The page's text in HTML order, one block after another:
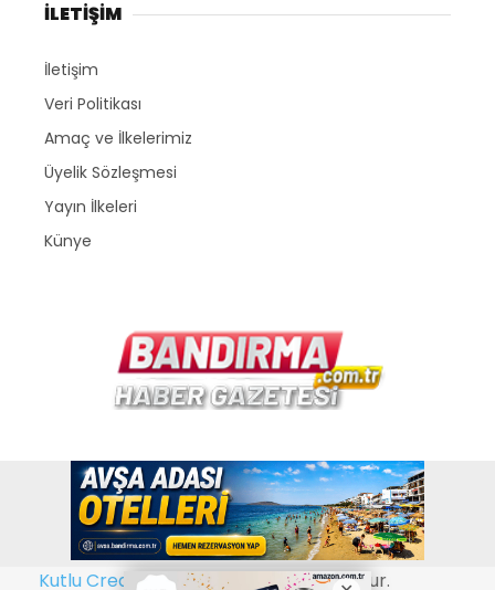
İLETİŞİM
İletişim
Veri Politikası
Amaç ve İlkelerimiz
Üyelik Sözleşmesi
Yayın İlkeleri
Künye
Copyright © 2026www.bandirma.com.tr. Bir
Kutlu Creative Web Tasarım kuruluşudur.